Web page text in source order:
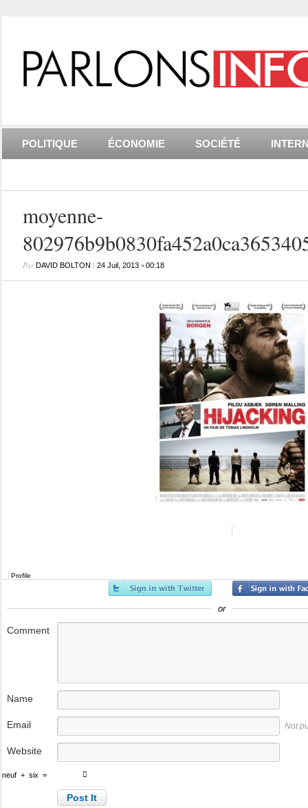
POLITIQUE ÉCONOMIE SOCIÉTÉ
moyenne-
ParDAVID BOLTON | 24 Juil, 2013•00:18
Profile
or
Comment
Name
Email Not
Website
neuf + six =